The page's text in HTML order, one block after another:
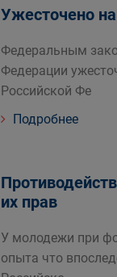
Ужесточено
Федеральным
Федерации
Российской Фе
Подробнее
их прав
У молодежи при
опыта что